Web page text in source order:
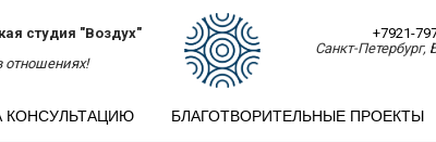
студия "Воздух"
+7921-
Санкт-Петербург,
КОНСУЛЬТАЦИЮ БЛАГОТВОРИТЕЛЬНЫЕ ПРОЕКТЫ